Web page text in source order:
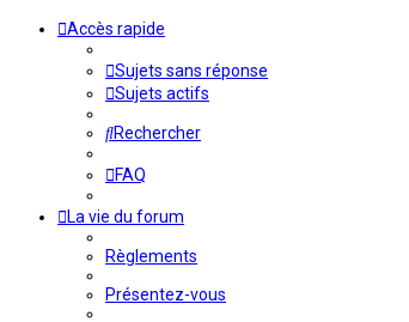
Accès rapide
Sujets sans réponse
Sujets actifs
Rechercher
FAQ
La vie du forum
Règlements
Présentez-vous